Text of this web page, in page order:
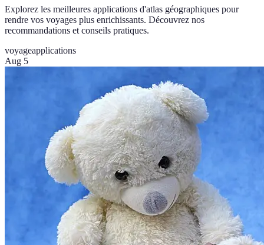
Explorez les meilleures applications d'atlas géographiques pour
rendre vos voyages plus enrichissants. Découvrez nos
recommandations et conseils pratiques.
voyageapplications
Aug 5